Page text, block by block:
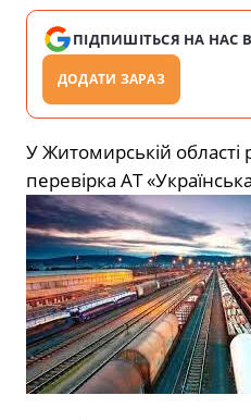
ПІДПИШІТЬСЯ НА НАС В
ДОДАТИ ЗАРАЗ
У Житомирській області
перевірка АТ